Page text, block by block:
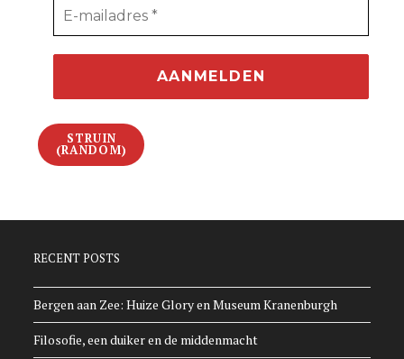
STRUIN
(RANDOM)
RECENT POSTS
Bergen aan Zee: Huize Glory en Museum Kranenburgh
Filosofie, een duiker en de middenmacht